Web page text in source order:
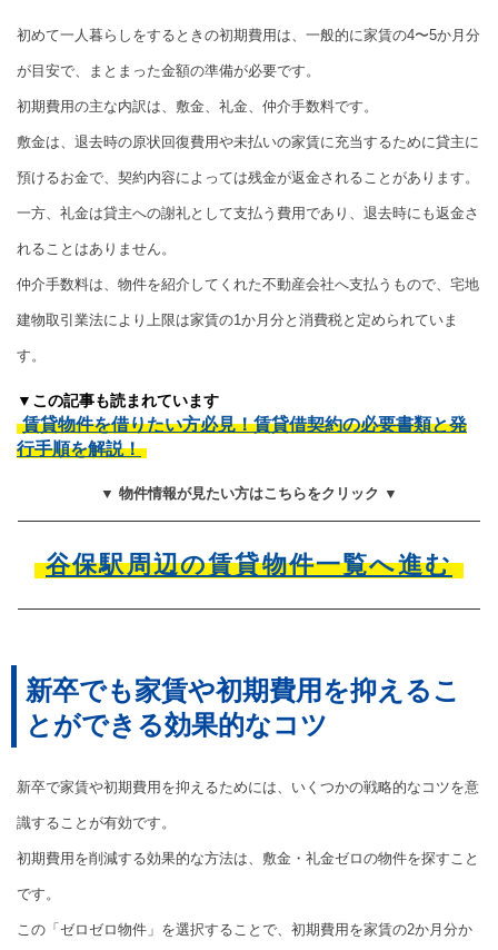
初めて一人暮らしをするときの初期費用は、一般的に家賃の4〜5か月分
が目安で、まとまった金額の準備が必要です。
初期費用の主な内訳は、敷金、礼金、仲介手数料です。
敷金は、退去時の原状回復費用や未払いの家賃に充当するために貸主に
預けるお金で、契約内容によっては残金が返金されることがあります。
一方、礼金は貸主への謝礼として支払う費用であり、退去時にも返金さ
れることはありません。
仲介手数料は、物件を紹介してくれた不動産会社へ支払うもので、宅地
建物取引業法により上限は家賃の1か月分と消費税と定められていま
す。
▼この記事も読まれています
賃貸物件を借りたい方必見！賃貸借契約の必要書類と発
行手順を解説！
▼ 物件情報が見たい方はこちらをクリック ▼
谷保駅周辺の賃貸物件一覧へ進む
新卒でも家賃や初期費用を抑えるこ
とができる効果的なコツ
新卒で家賃や初期費用を抑えるためには、いくつかの戦略的なコツを意
識することが有効です。
初期費用を削減する効果的な方法は、敷金・礼金ゼロの物件を探すこと
です。
この「ゼロゼロ物件」を選択することで、初期費用を家賃の2か月分か